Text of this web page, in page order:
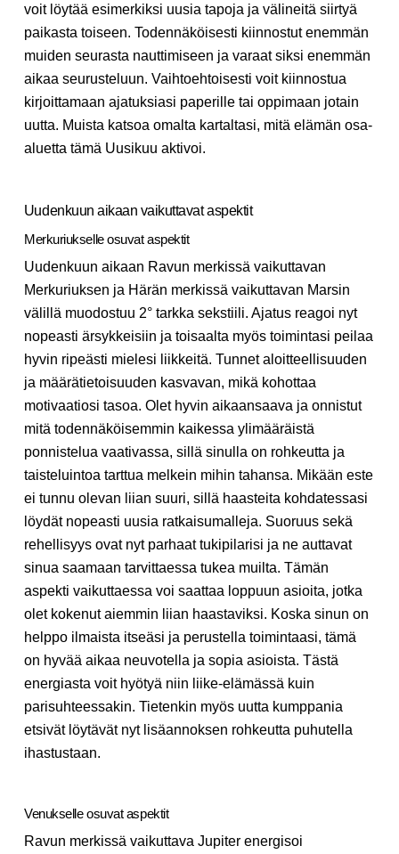
voit löytää esimerkiksi uusia tapoja ja välineitä siirtyä
paikasta toiseen. Todennäköisesti kiinnostut enemmän
muiden seurasta nauttimiseen ja varaat siksi enemmän
aikaa seurusteluun. Vaihtoehtoisesti voit kiinnostua
kirjoittamaan ajatuksiasi paperille tai oppimaan jotain
uutta. Muista katsoa omalta kartaltasi, mitä elämän osa-
aluetta tämä Uusikuu aktivoi.
Uudenkuun aikaan vaikuttavat aspektit
Merkuriukselle osuvat aspektit
Uudenkuun aikaan Ravun merkissä vaikuttavan
Merkuriuksen ja Härän merkissä vaikuttavan Marsin
välillä muodostuu 2° tarkka sekstiili. Ajatus reagoi nyt
nopeasti ärsykkeisiin ja toisaalta myös toimintasi peilaa
hyvin ripeästi mielesi liikkeitä. Tunnet aloitteellisuuden
ja määrätietoisuuden kasvavan, mikä kohottaa
motivaatiosi tasoa. Olet hyvin aikaansaava ja onnistut
mitä todennäköisemmin kaikessa ylimääräistä
ponnistelua vaativassa, sillä sinulla on rohkeutta ja
taisteluintoa tarttua melkein mihin tahansa. Mikään este
ei tunnu olevan liian suuri, sillä haasteita kohdatessasi
löydät nopeasti uusia ratkaisumalleja. Suoruus sekä
rehellisyys ovat nyt parhaat tukipilarisi ja ne auttavat
sinua saamaan tarvittaessa tukea muilta. Tämän
aspekti vaikuttaessa voi saattaa loppuun asioita, jotka
olet kokenut aiemmin liian haastaviksi. Koska sinun on
helppo ilmaista itseäsi ja perustella toimintaasi, tämä
on hyvää aikaa neuvotella ja sopia asioista. Tästä
energiasta voit hyötyä niin liike-elämässä kuin
parisuhteessakin. Tietenkin myös uutta kumppania
etsivät löytävät nyt lisäannoksen rohkeutta puhutella
ihastustaan.
Venukselle osuvat aspektit
Ravun merkissä vaikuttava Jupiter energisoi